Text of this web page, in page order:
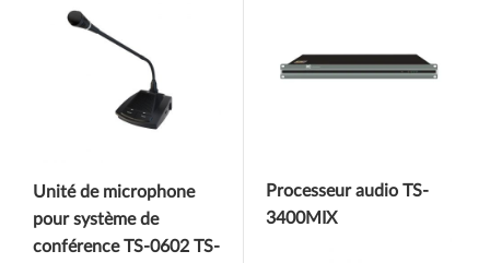
Unité de microphone
pour système de
conférence TS-0602 TS-
Processeur audio TS-
3400MIX